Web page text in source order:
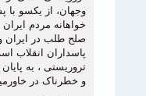
وجهان، از یکسو با
خواهانه مردم ایران برای
صلح طلب در ایران و از سوی
پاسداران انقلاب اسلامی
تروریستی ، به پایان
و خطرناک در خاورمیانه و